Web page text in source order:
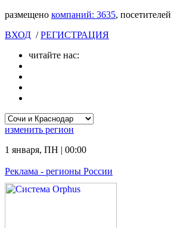
размещено компаний: 3635, посетителей
ВХОД /РЕГИСТРАЦИЯ
читайте нас:
изменить регион
1 января, ПН | 00:00
Реклама - регионы России